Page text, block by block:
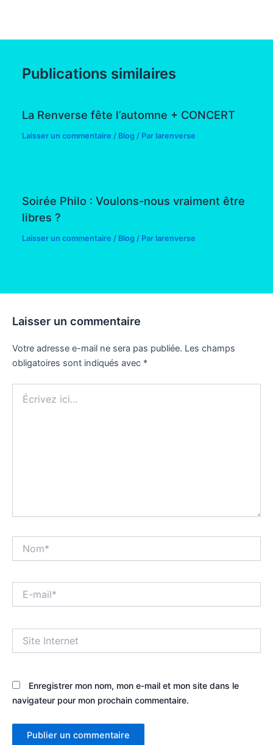
Publications similaires
La Renverse fête l’automne + CONCERT
Laisser un commentaire / Blog / Par larenverse
Soirée Philo : Voulons-nous vraiment être
libres ?
Laisser un commentaire / Blog / Par larenverse
Laisser un commentaire
Votre adresse e-mail ne sera pas publiée. Les champs
obligatoires sont indiqués avec *
ici…
mail*
Internet
Enregistrer mon nom, mon e-mail et mon site dans le
navigateur pour mon prochain commentaire.